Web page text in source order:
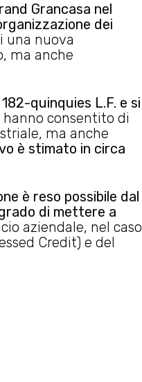
Grancasa nel
dei
una nuova
ma anche
quinquies L.F. e si
consentito di
ma anche
è stimato in circa
è reso possibile dal
di mettere a
aziendale, nel caso
Credit) e del